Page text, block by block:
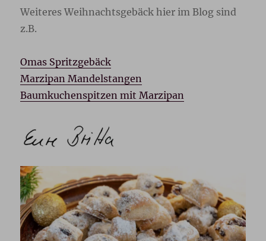
Weiteres Weihnachtsgebäck hier im Blog sind
z.B.
Omas Spritzgebäck
Marzipan Mandelstangen
Baumkuchenspitzen mit Marzipan